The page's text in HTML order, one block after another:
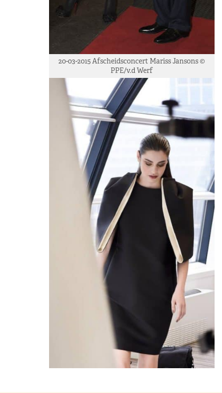
20-03-2015 Afscheidsconcert Mariss Jansons ©
PPE/v.d Werf